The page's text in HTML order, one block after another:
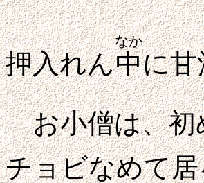
押入れん中
なか
に甘
お小僧は、初
チョビなめて